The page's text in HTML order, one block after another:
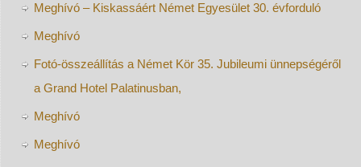
Meghívó – Kiskassáért Német Egyesület 30. évforduló
Meghívó
Fotó-összeállítás a Német Kör 35. Jubileumi ünnepségéről
a Grand Hotel Palatinusban,
Meghívó
Meghívó